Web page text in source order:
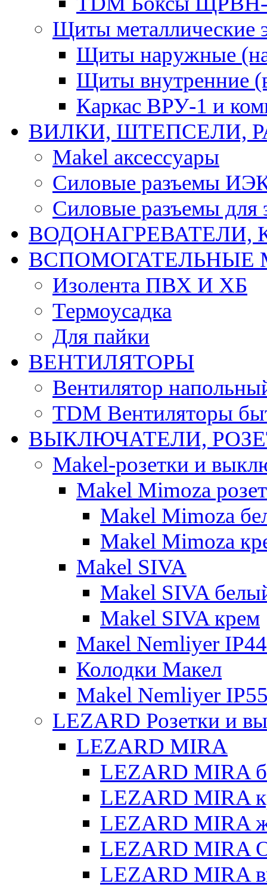
Щиты металлические
Щиты наружные
Щиты внутренние
Каркас ВРУ-1 и
ВИЛКИ, ШТЕПСЕЛИ,
Makel аксессуары
Силовые разъемы
Силовые разъемы для
ВОДОНАГРЕВАТЕЛИ,
ВСПОМОГАТЕЛЬНЫЕ
Изолента ПВХ И ХБ
Термоусадка
Для пайки
ВЕНТИЛЯТОРЫ
Вентилятор
TDM Вентиляторы
ВЫКЛЮЧАТЕЛИ,
Makel-розетки и
Makel Mimoza
Makel Mimoza
Makel Mimoza
Makel SIVA
Makel SIVA
Makel SIVA крем
Макеl Nemliyer IP44
Колодки Макел
Makel Nemliyer
LEZARD Розетки и
LEZARD MIRA
LEZARD MIRA
LEZARD MIRA
LEZARD MIRA
LEZARD MIRA
LEZARD MIRA